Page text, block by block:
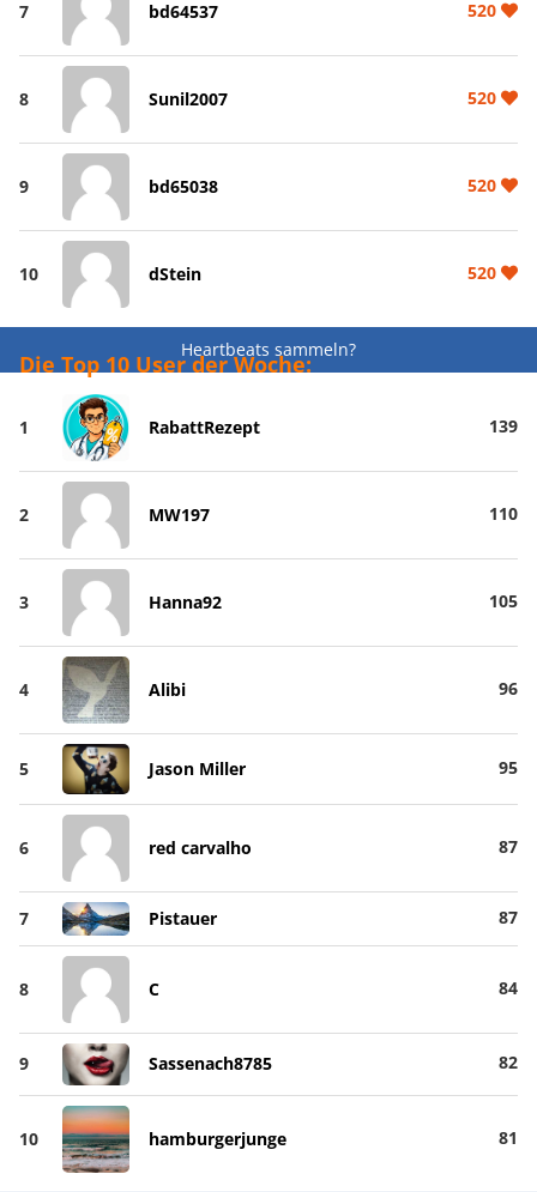
7 bd64537 520
8 Sunil2007 520
9 bd65038 520
10 dStein 520
Heartbeats sammeln?
Die Top 10 User der Woche:
1 RabattRezept 139
2 MW197 110
3 Hanna92 105
4 Alibi 96
5 Jason Miller 95
6 red carvalho 87
7 Pistauer 87
8 C 84
9 Sassenach8785 82
10 hamburgerjunge 81